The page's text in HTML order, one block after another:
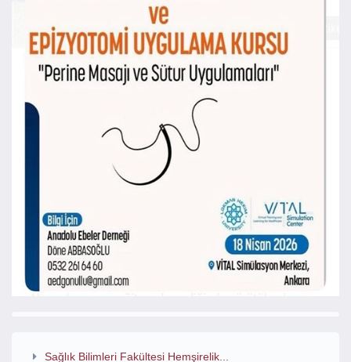
Sağlık Bilimleri Fakültesi Hemşirelik...